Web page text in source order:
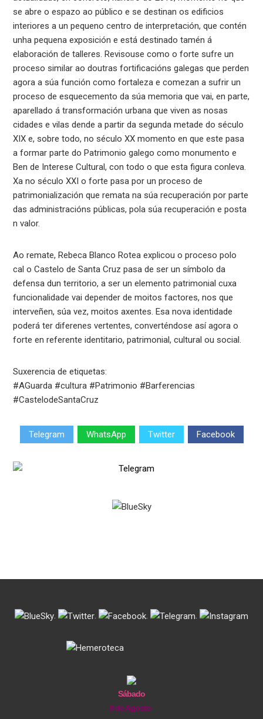
se abre o espazo ao público e se destinan os edificios
interiores a un pequeno centro de interpretación, que contén
unha pequena exposición e está destinado tamén á
elaboración de talleres. Revisouse como o forte sufre un
proceso similar ao doutras fortificacións galegas que perden
agora a súa función como fortaleza e comezan a sufrir un
proceso de esquecemento da súa memoria que vai, en parte,
aparellado á transformación urbana que viven as nosas
cidades e vilas dende a partir da segunda metade do século
XIX e, sobre todo, no século XX momento en que este pasa
a formar parte do Patrimonio galego como monumento e
Ben de Interese Cultural, con todo o que esta figura conleva.
Xa no século XXI o forte pasa por un proceso de
patrimonialización que remata na súa recuperación por parte
das administracións públicas, pola súa recuperación e posta
n valor.
Ao remate, Rebeca Blanco Rotea explicou o proceso polo
cal o Castelo de Santa Cruz pasa de ser un símbolo da
defensa dun territorio, a ser un elemento patrimonial cuxa
funcionalidade vai depender de moitos factores, nos que
interveñen, súa vez, moitos axentes. Esa nova identidade
poderá ter diferenes vertentes, converténdose así agora o
forte en referente identitario, patrimonial, cultural ou social.
Suxerencia de etiquetas:
#AGuarda #cultura #Patrimonio #Barferencias
#CastelodeSantaCruz
Telegram WhatsApp Twitter Facebook
. . . .
Sábado
8 de Agosto